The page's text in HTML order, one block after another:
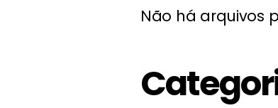
Não há arquivos